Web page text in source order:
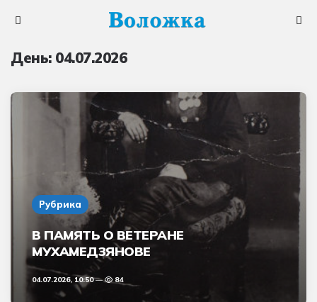
День: 04.07.2026
Рубрика
В ПАМЯТЬ О ВЕТЕРАНЕ
МУХАМЕДЗЯНОВЕ
04.07.2026, 10:50 84